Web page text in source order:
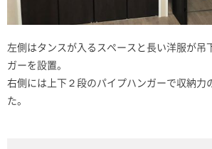
左側はタンスが入るスペースと長い洋服が吊
ガーを設置。
右側には上下２段のパイプハンガーで収納力
た。